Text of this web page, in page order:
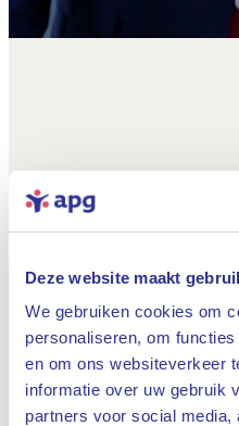
Deze website maakt
We gebruiken cookies om
personaliseren, om
en om ons websiteverkeer
informatie over uw gebruik
partners voor social